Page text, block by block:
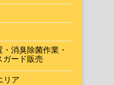
消臭除菌作業・
ード販売
リア